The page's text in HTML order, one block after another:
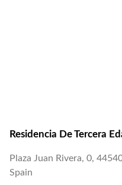
Residencia De Tercera
Plaza Juan Rivera, 0,
Spain